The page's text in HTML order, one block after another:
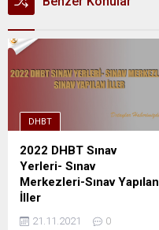
DHBT
2022 DHBT Sınav
Yerleri- Sınav
Merkezleri-Sınav Yapılan
İller
21.11.2021
0